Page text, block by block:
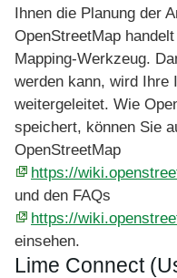
Ihnen die Planung der
OpenStreetMap
Mapping-Werkzeug.
werden kann, wird Ihre
weitergeleitet. Wie
speichert, können Sie
OpenStreetMap
https://
und den FAQs
https://
einsehen.
Lime Connect